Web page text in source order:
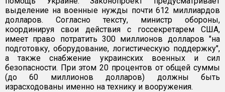
выделение на военные нужды почти 612 миллиардов
долларов. Согласно тексту, министр обороны,
координируя свои действия с госсекретарем США,
имеет право потратить 300 миллионов долларов "на
подготовку, оборудование, логистическую поддержку",
а также снабжение украинских военных и сил
безопасности. При этом 20 процентов от общей суммы
(до 60 миллионов долларов) должны быть
израсходованы именно на технику и вооружения.